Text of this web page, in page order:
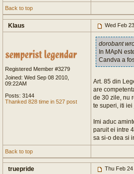
Back to top
Klaus Wed Feb
Registered Member #3279
Joined: Wed Sep 08 2010,
09:22AM
Posts: 3144
Thanked 828 time in 527 post
dorobant
In MApN
Candva a
Art. 85 din
are
de 30 zile, nu
te superi, iti
Imi aduc
paruit ei intre
sa si-o dea si
Back to top
truepride Thu Feb 24